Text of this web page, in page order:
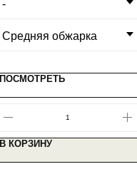
ПОСМОТРЕТЬ
В КОРЗИНУ